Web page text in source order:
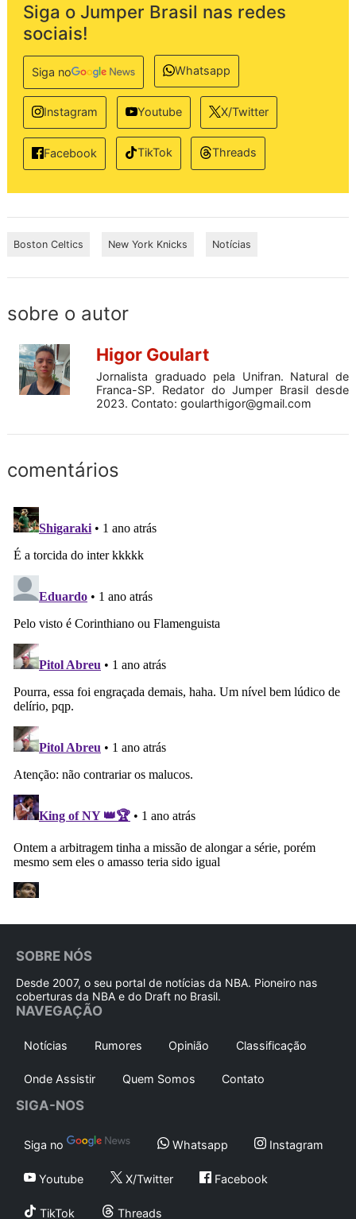
Siga o Jumper Brasil nas redes
sociais!
Siga no Whatsapp
Instagram Youtube X/Twitter
Facebook TikTok Threads
Boston Celtics New York Knicks Notícias
sobre o autor
Higor Goulart
Jornalista graduado pela Unifran. Natural de
Franca-SP. Redator do Jumper Brasil desde
2023. Contato: goularthigor@gmail.com
comentários
SOBRE NÓS
Desde 2007, o seu portal de notícias da NBA. Pioneiro nas
coberturas da NBA e do Draft no Brasil.
NAVEGAÇÃO
Notícias Rumores Opinião Classificação
Onde Assistir Quem Somos Contato
SIGA-NOS
Siga no Whatsapp Instagram
Youtube X/Twitter Facebook
TikTok Threads